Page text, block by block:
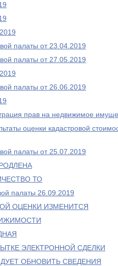
палаты от 23.04.2019
палаты от 27.05.2019
палаты от 26.06.2019
прав на недвижимое
оценки кадастровой
палаты от 25.07.2019
ТО
палаты 26.09.2019
ОЦЕНКИ ИЗМЕНИТСЯ
ЭЛЕКТРОННОЙ СДЕЛКИ
ОБНОВИТЬ СВЕДЕНИЯ